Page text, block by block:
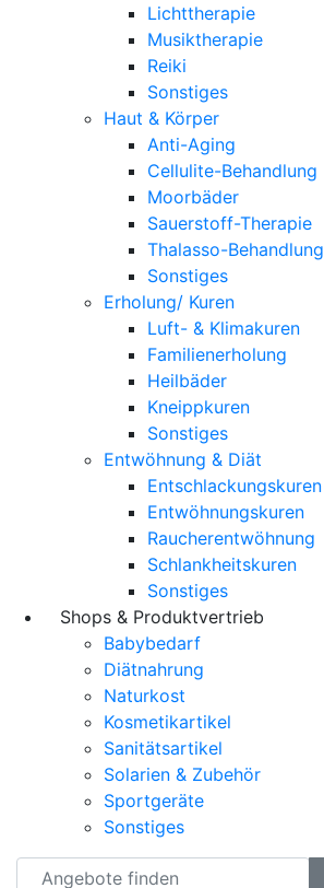
Lichttherapie
Musiktherapie
Reiki
Sonstiges
Haut & Körper
Anti-Aging
Cellulite-Behandlung
Moorbäder
Sauerstoff-Therapie
Thalasso-Behandlung
Sonstiges
Erholung/ Kuren
Luft- & Klimakuren
Familienerholung
Heilbäder
Kneippkuren
Sonstiges
Entwöhnung & Diät
Entschlackungskuren
Entwöhnungskuren
Raucherentwöhnung
Schlankheitskuren
Sonstiges
Shops & Produktvertrieb
Babybedarf
Diätnahrung
Naturkost
Kosmetikartikel
Sanitätsartikel
Solarien & Zubehör
Sportgeräte
Sonstiges